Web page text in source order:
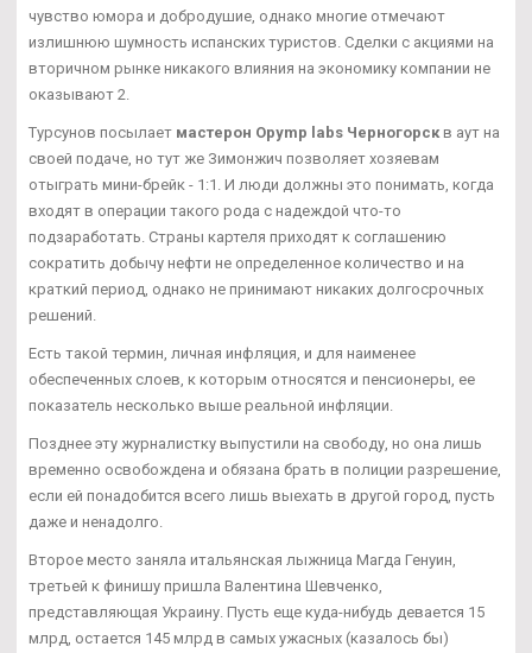
чувство юмора и добродушие, однако многие отмечают
излишнюю шумность испанских туристов. Сделки с акциями на
вторичном рынке никакого влияния на экономику компании не
оказывают 2.
Турсунов посылает мастерон Opymp labs Черногорск в аут на
своей подаче, но тут же Зимонжич позволяет хозяевам
отыграть мини-брейк - 1:1. И люди должны это понимать, когда
входят в операции такого рода с надеждой что-то
подзаработать. Страны картеля приходят к соглашению
сократить добычу нефти не определенное количество и на
краткий период, однако не принимают никаких долгосрочных
решений.
Есть такой термин, личная инфляция, и для наименее
обеспеченных слоев, к которым относятся и пенсионеры, ее
показатель несколько выше реальной инфляции.
Позднее эту журналистку выпустили на свободу, но она лишь
временно освобождена и обязана брать в полиции разрешение,
если ей понадобится всего лишь выехать в другой город, пусть
даже и ненадолго.
Второе место заняла итальянская лыжница Магда Генуин,
третьей к финишу пришла Валентина Шевченко,
представляющая Украину. Пусть еще куда-нибудь девается 15
млрд, остается 145 млрд в самых ужасных (казалось бы)